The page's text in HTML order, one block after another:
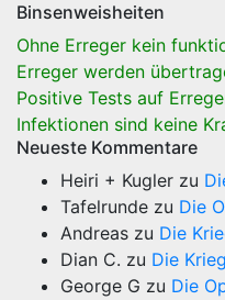
Binsenweisheiten
Ohne Erreger kein
Erreger werden
Positive Tests auf
Infektionen sind keine
Neueste Kommentare
Heiri + Kugler zu
Tafelrunde zu Die
Andreas zu Die
Dian C. zu Die
George G zu Die